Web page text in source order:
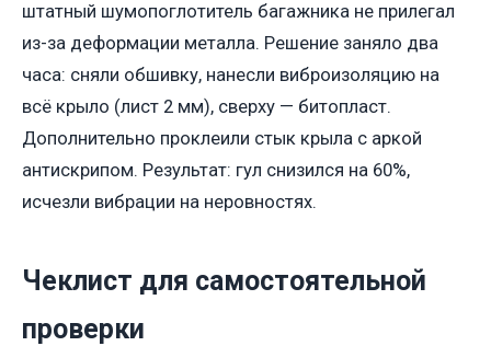
штатный шумопоглотитель багажника не прилегал
из-за деформации металла. Решение заняло два
часа: сняли обшивку, нанесли виброизоляцию на
всё крыло (лист 2 мм), сверху — битопласт.
Дополнительно проклеили стык крыла с аркой
антискрипом. Результат: гул снизился на 60%,
исчезли вибрации на неровностях.
Чеклист для самостоятельной
проверки